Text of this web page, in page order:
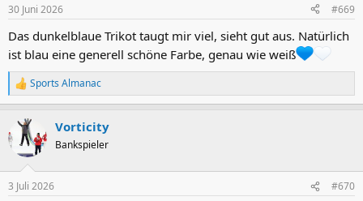
e
:
30 Juni 2026 #669
Das dunkelblaue Trikot taugt mir viel, sieht gut aus. Natürlich
ist blau eine generell schöne Farbe, genau wie weiß
R
e
k
n
e
Sports Almanac
Vorticity
Bankspieler
3 Juli 2026 #670